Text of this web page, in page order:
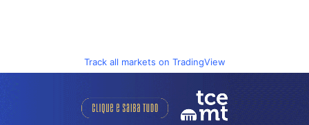
Track all markets on TradingView